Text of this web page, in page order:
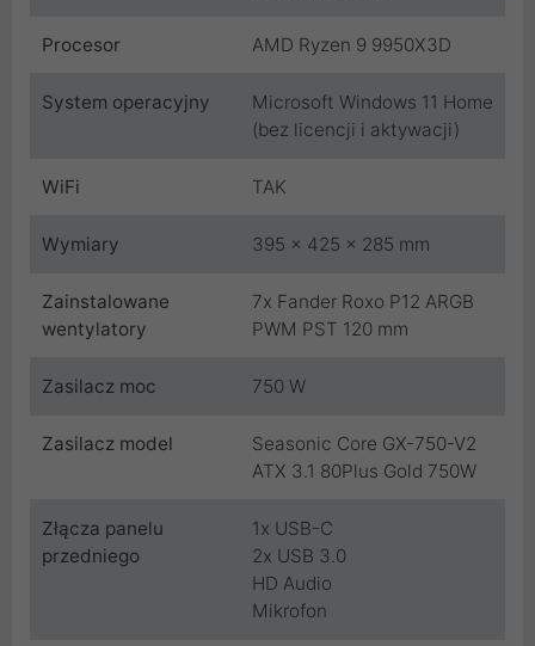
Procesor AMD Ryzen 9 9950X3D
System operacyjny
Microsoft Windows 11 Home
(bez licencji i aktywacji)
WiFi TAK
Wymiary 395 x 425 x 285 mm
Zainstalowane
wentylatory
7x Fander Roxo P12 ARGB
PWM PST 120 mm
Zasilacz moc 750 W
Zasilacz model
Seasonic Core GX-750-V2
ATX 3.1 80Plus Gold 750W
Złącza panelu
przedniego
1x USB-C
2x USB 3.0
HD Audio
Mikrofon